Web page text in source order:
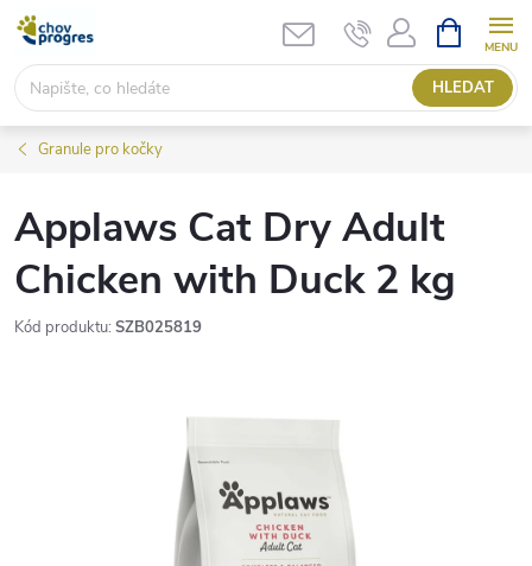
Přejít
obsah
HLEDAT
NÁKUPNÍ
KOŠÍK
Granule pro kočky
Applaws Cat Dry Adult
Chicken with Duck 2 kg
Kód produktu: SZB025819